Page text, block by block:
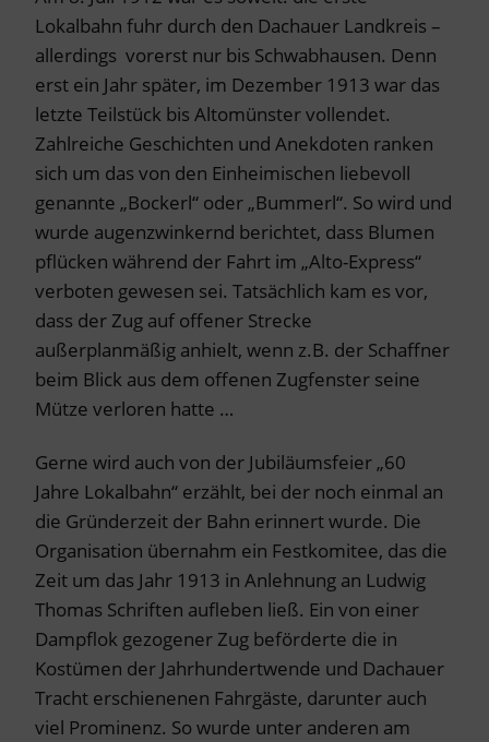
Lokalbahn fuhr durch den Dachauer Landkreis –
allerdings vorerst nur bis Schwabhausen. Denn
erst ein Jahr später, im Dezember 1913 war das
letzte Teilstück bis Altomünster vollendet.
Zahlreiche Geschichten und Anekdoten ranken
sich um das von den Einheimischen liebevoll
genannte „Bockerl“ oder „Bummerl“. So wird und
wurde augenzwinkernd berichtet, dass Blumen
pflücken während der Fahrt im „Alto-Express“
verboten gewesen sei. Tatsächlich kam es vor,
dass der Zug auf offener Strecke
außerplanmäßig anhielt, wenn z.B. der Schaffner
beim Blick aus dem offenen Zugfenster seine
Mütze verloren hatte …
Gerne wird auch von der Jubiläumsfeier „60
Jahre Lokalbahn“ erzählt, bei der noch einmal an
die Gründerzeit der Bahn erinnert wurde. Die
Organisation übernahm ein Festkomitee, das die
Zeit um das Jahr 1913 in Anlehnung an Ludwig
Thomas Schriften aufleben ließ. Ein von einer
Dampflok gezogener Zug beförderte die in
Kostümen der Jahrhundertwende und Dachauer
Tracht erschienenen Fahrgäste, darunter auch
viel Prominenz. So wurde unter anderen am